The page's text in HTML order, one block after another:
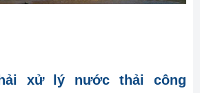
xử lý nước thải công